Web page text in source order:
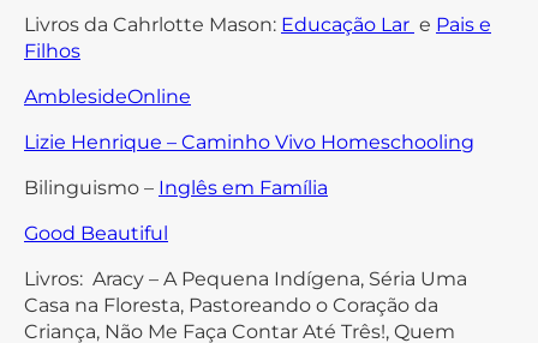
Livros da Cahrlotte Mason: Educação Lar e Pais e
Filhos
AmblesideOnline
Lizie Henrique – Caminho Vivo Homeschooling
Bilinguismo – Inglês em Família
Good Beautiful
Livros: Aracy – A Pequena Indígena, Séria Uma
Casa na Floresta, Pastoreando o Coração da
Criança, Não Me Faça Contar Até Três!, Quem